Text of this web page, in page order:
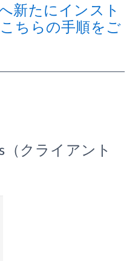
新たにインスト
ちらの手順をご
（クライアント